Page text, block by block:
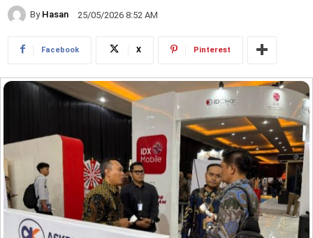
By Hasan 25/05/2026 8:52 AM
Facebook X Pinterest